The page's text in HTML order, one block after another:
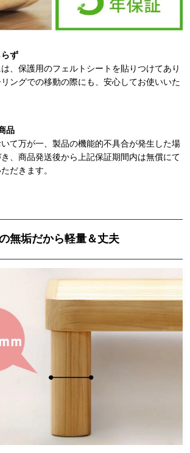
ず
、保護用のフェルトシートを貼りつけてあり
ングでの移動の際にも、安心してお使いいた
品
て万が一、製品の機能的不具合が発生した場
、商品発送後から上記保証期間内は無償にて
だきます。
無垢だから軽量＆丈夫